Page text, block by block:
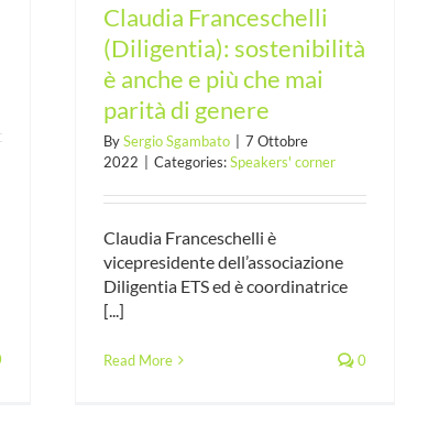
Claudia Franceschelli
(Diligentia): sostenibilità
è anche e più che mai
parità di genere
BySergio Sgambato
7 Ottobre
2022
Categories:Speakers' corner
Claudia Franceschelli è
vicepresidente dell’associazione
Diligentia ETS ed è coordinatrice
[...]
Read More 0